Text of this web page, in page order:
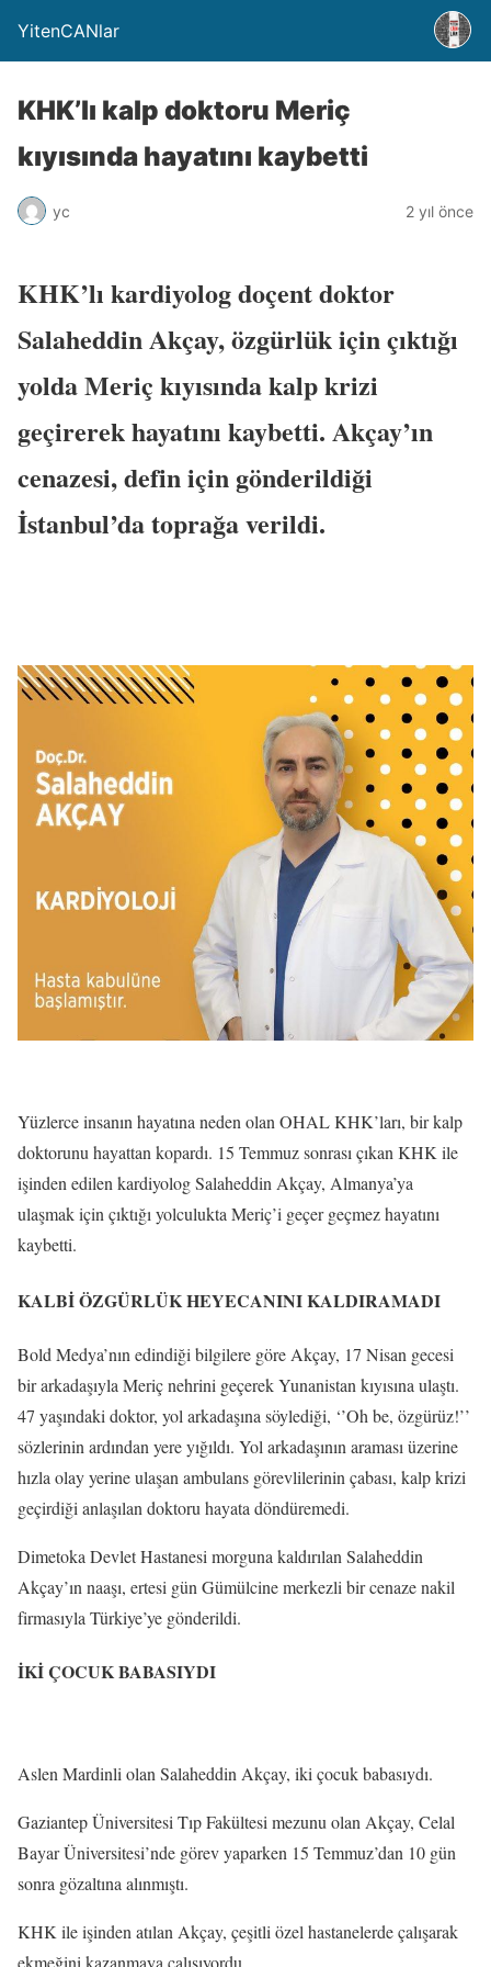
YitenCANlar
KHK’lı kalp doktoru Meriç
kıyısında hayatını kaybetti
yc 2 yıl önce
KHK’lı kardiyolog doçent doktor
Salaheddin Akçay, özgürlük için çıktığı
yolda Meriç kıyısında kalp krizi
geçirerek hayatını kaybetti. Akçay’ın
cenazesi, defin için gönderildiği
İstanbul’da toprağa verildi.
Yüzlerce insanın hayatına neden olan OHAL KHK’ları, bir kalp
doktorunu hayattan kopardı. 15 Temmuz sonrası çıkan KHK ile
işinden edilen kardiyolog Salaheddin Akçay, Almanya’ya
ulaşmak için çıktığı yolculukta Meriç’i geçer geçmez hayatını
kaybetti.
KALBİ ÖZGÜRLÜK HEYECANINI KALDIRAMADI
Bold Medya’nın edindiği bilgilere göre Akçay, 17 Nisan gecesi
bir arkadaşıyla Meriç nehrini geçerek Yunanistan kıyısına ulaştı.
47 yaşındaki doktor, yol arkadaşına söylediği, ‘’Oh be, özgürüz!’’
sözlerinin ardından yere yığıldı. Yol arkadaşının araması üzerine
hızla olay yerine ulaşan ambulans görevlilerinin çabası, kalp krizi
geçirdiği anlaşılan doktoru hayata döndüremedi.
Dimetoka Devlet Hastanesi morguna kaldırılan Salaheddin
Akçay’ın naaşı, ertesi gün Gümülcine merkezli bir cenaze nakil
firmasıyla Türkiye’ye gönderildi.
İKİ ÇOCUK BABASIYDI
Aslen Mardinli olan Salaheddin Akçay, iki çocuk babasıydı.
Gaziantep Üniversitesi Tıp Fakültesi mezunu olan Akçay, Celal
Bayar Üniversitesi’nde görev yaparken 15 Temmuz’dan 10 gün
sonra gözaltına alınmıştı.
KHK ile işinden atılan Akçay, çeşitli özel hastanelerde çalışarak